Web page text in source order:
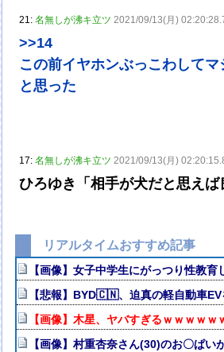
21:名無しが沸キ立ツ 2021/09/13(月)
>>14
この前イヤホンぶっこわして
と思った
17:名無しが沸キ立ツ 2021/09/13(月)
ひろゆき「相手が犬だと思えば
リアルタイムおすすめ記事
【画像】女子中学生にがっつり性教
【悲報】BYD🇨🇳、迫真の軽自動車EV
【画像】木星、ヤバすぎるｗｗｗｗｗ
【画像】村重杏奈さん(30)のお〇ぱ